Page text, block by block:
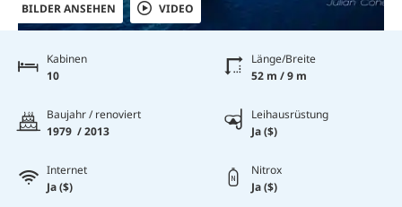
BILDER ANSEHEN VIDEO
Kabinen
10
Länge/Breite
52 m / 9 m
Baujahr / renoviert
1979 / 2013
Leihausrüstung
Ja ($)
Internet
Ja ($)
Nitrox
Ja ($)